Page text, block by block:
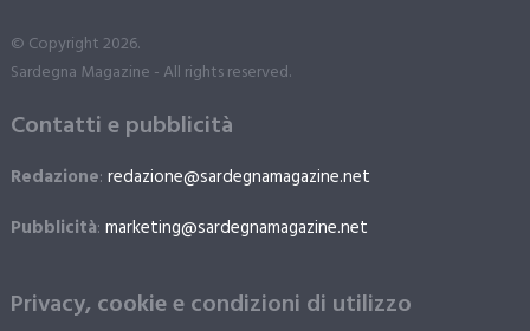
© Copyright 2026.
Sardegna Magazine - All rights reserved.
Contatti e pubblicità
Redazione: redazione@sardegnamagazine.net
Pubblicità: marketing@sardegnamagazine.net
Privacy, cookie e condizioni di utilizzo